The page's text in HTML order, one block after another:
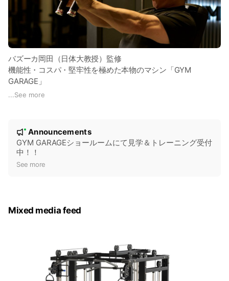
バズーカ岡田（日体大教授）監修
機能性・コスパ・堅牢性を極めた本物のマシン「GYM
GARAGE」
お気軽にメッセージください！
...See more
New
Announcements
GYM GARAGEショールームにて見学＆トレーニング受付
中！！
See more
Mixed media feed